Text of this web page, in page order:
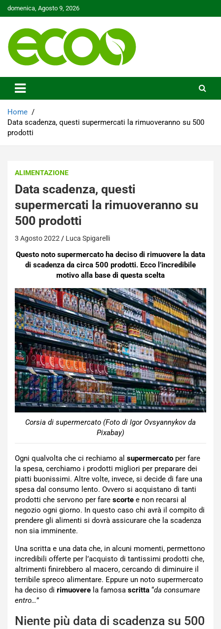
Skip
to
domenica, Agosto 9, 2026
Ecoo.it
Home
Data scadenza, questi supermercati la rimuoveranno su 500
prodotti
ALIMENTAZIONE
Data scadenza, questi
supermercati la rimuoveranno su
500 prodotti
3 Agosto 2022 Luca Spigarelli
Questo noto supermercato ha deciso di rimuovere la data
di scadenza da circa 500 prodotti. Ecco l’incredibile
motivo alla base di questa scelta
Corsia di supermercato (Foto di Igor Ovsyannykov da
Pixabay)
Ogni qualvolta che ci rechiamo al supermercato per fare
la spesa, cerchiamo i prodotti migliori per preparare dei
piatti buonissimi. Altre volte, invece, si decide di fare una
spesa dal consumo lento. Ovvero si acquistano di tanti
prodotti che servono per fare scorte e non recarsi al
negozio ogni giorno. In questo caso chi avrà il compito di
prendere gli alimenti si dovrà assicurare che la scadenza
non sia imminente.
Una scritta e una data che, in alcuni momenti, permettono
incredibili offerte per l’acquisto di tantissimi prodotti che,
altrimenti finirebbero al macero, cercando di diminuire il
terribile spreco alimentare. Eppure un noto supermercato
ha deciso di rimuovere la famosa scritta “da consumare
entro…”
Niente più data di scadenza su 500